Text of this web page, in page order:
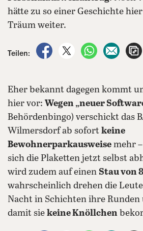
hätte zu so einer Geschichte
Träum weiter.
Teilen:
auf Facebook teilen
auf X teilen
per per
Eher bekannt dagegen kommt
hier vor: Wegen „neuer
Behördenbingo) verschickt das
Wilmersdorf ab sofort keine
Bewohnerparkausweise mehr
sich die Plaketten jetzt selbst
wird zudem auf einen Stau von
wahrscheinlich drehen die
Nacht in Schichten ihre Runden
damit sie keine Knöllchen